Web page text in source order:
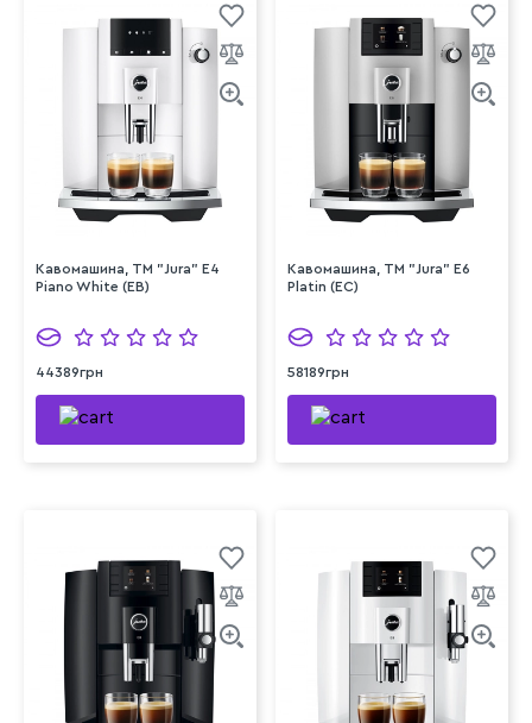
Кавомашина, TM "Jura" E4
Piano White (EB)
44389грн
Кавомашина, TM "Jura" E6
Platin (EC)
58189грн